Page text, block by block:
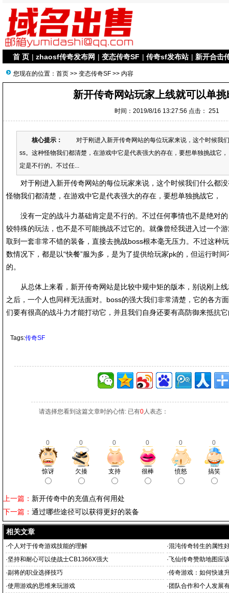
首 页 | zhaosf传奇发布网 | 变态传奇SF | 传奇sf发布站 | 新开合击
您现在的位置： 首页 >> 变态传奇SF >> 内容
新开传奇网站玩家上线就可以单
时间：2019/8/16 13:27:56 点击： 251
核心提示：
对于刚进入新开传奇网站的每位玩家来说，这个时候我
ss。这种怪物我们都清楚，在游戏中它是代表强大的存在，要想单独挑战
定是不行的。不过任...
对于刚进入新开传奇网站的每位玩家来说，这个时候我们什么都没
怪物我们都清楚，在游戏中它是代表强大的存在，要想单独挑战它，
没有一定的战斗力基础肯定是不行的。不过任何事情也不是绝对的
较特殊的玩法，也不是不可能挑战不过它的。就像曾经我进入过一个
取到一套非常不错的装备，直接去挑战boss根本毫无压力。不过这种
数情况下，都是以“快餐”服为多，是为了提供给玩家pk的，但运行时
的。
从总体上来看，新开传奇网站是比较中规中矩的版本，别说刚上线
之后，一个人也同样无法面对。boss的强大我们非常清楚，它的各方
们要有很高的战斗力才能打动它，并且我们自身还要有高防御来抵抗
Tags:传奇SF
请选择您看到这篇文章时的心情: 已有0人表态：
0 0 0 0 0 0
惊讶 欠揍 支持 很棒 愤怒 搞笑
上一篇： 新开传奇中的充值点有何用处
下一篇： 通过哪些途径可以获得更好的装备
相关文章
·个人对于传奇游戏技能的理解 ·混沌传奇转生的属性
·坚持和耐心可以使战士CB1366X强大 ·飞仙传奇赞助地图应
·副将的职业选择技巧 ·传奇游戏：如何快速
·使用游戏的思维来玩游戏 · 团队合作和个人发展